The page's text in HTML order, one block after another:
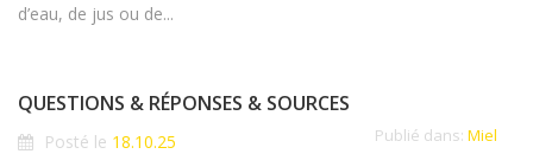
d’eau, de jus ou de...
QUESTIONS & RÉPONSES & SOURCES
Publié dans: Miel
Posté le 18.10.25